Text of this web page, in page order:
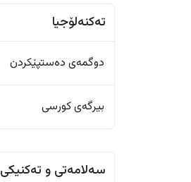
تەکنەلۆجیا
دوگمەی دەستپێکردن
بیرگەی کورسی
سەلامەتی و تەکنیکی